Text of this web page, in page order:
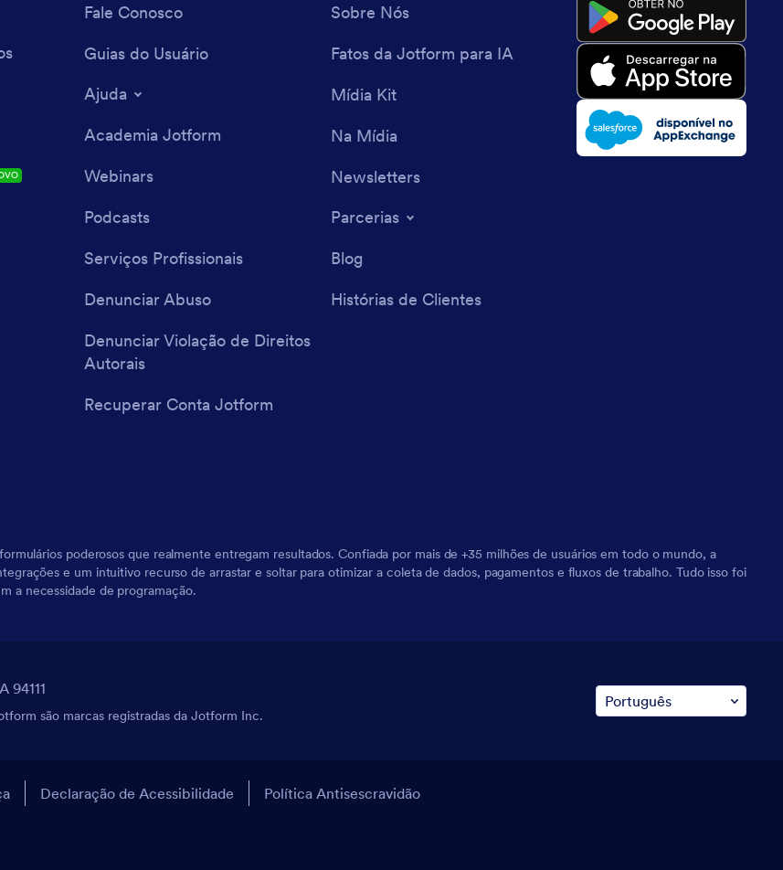
Fale Conosco
Guias do Usuário
Ajuda
Academia Jotform
Webinars
Podcasts
Serviços Profissionais
Denunciar Abuso
Denunciar Violação de Direitos
Autorais
Recuperar Conta Jotform
Sobre Nós
Fatos da Jotform para IA
Mídia Kit
Na Mídia
Newsletters
Parcerias
Blog
Histórias de Clientes
poderosos que realmente entregam resultados. Confiada por mais de +35 milhões de usuários em todo o mundo, a
e um intuitivo recurso de arrastar e soltar para otimizar a coleta de dados, pagamentos e fluxos de trabalho. Tudo isso foi
a necessidade de programação.
94111
são marcas registradas da Jotform Inc.
Declaração de Acessibilidade Política Antisescravidão